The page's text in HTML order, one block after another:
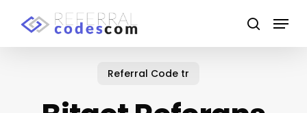
search
Menu
Referral Code tr